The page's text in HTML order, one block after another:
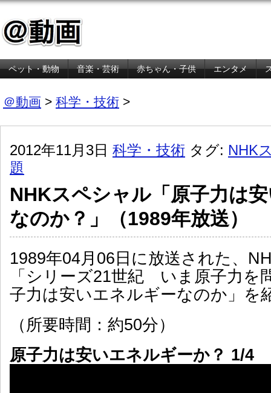
ペット・動物 音楽・芸術 赤ちゃん・子供 エンタメ
＠動画 > 科学・技術 >
2012年11月3日 科学・技術 タグ: NHK
題
NHKスペシャル「原子力は
なのか？」（1989年放送）
1989年04月06日に放送された、
「シリーズ21世紀 いま原子力
子力は安いエネルギーなのか」を
（所要時間：約50分）
原子力は安いエネルギーか？ 1/4